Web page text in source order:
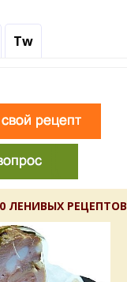
Tw
ЛЕНИВЫХ РЕЦЕПТОВ